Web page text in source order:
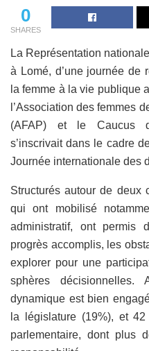
0
SHARES
La Représentation
à Lomé, d’une journée de
la femme à la vie publique
l’Association des femmes
(AFAP) et le Caucus
s’inscrivait dans le cadre
Journée internationale des
Structurés autour de deux
qui ont mobilisé
administratif, ont permis
progrès accomplis, les
explorer pour une
sphères décisionnelles.
dynamique est bien
la législature (19%), et 42
parlementaire, dont plus